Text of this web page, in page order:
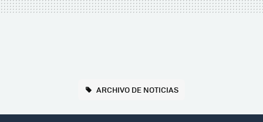
ARCHIVO DE NOTICIAS